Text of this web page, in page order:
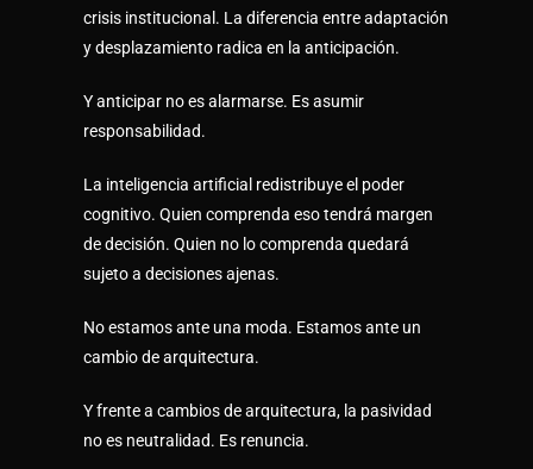
crisis institucional. La diferencia entre adaptación
y desplazamiento radica en la anticipación.
Y anticipar no es alarmarse. Es asumir
responsabilidad.
La inteligencia artificial redistribuye el poder
cognitivo. Quien comprenda eso tendrá margen
de decisión. Quien no lo comprenda quedará
sujeto a decisiones ajenas.
No estamos ante una moda. Estamos ante un
cambio de arquitectura.
Y frente a cambios de arquitectura, la pasividad
no es neutralidad. Es renuncia.